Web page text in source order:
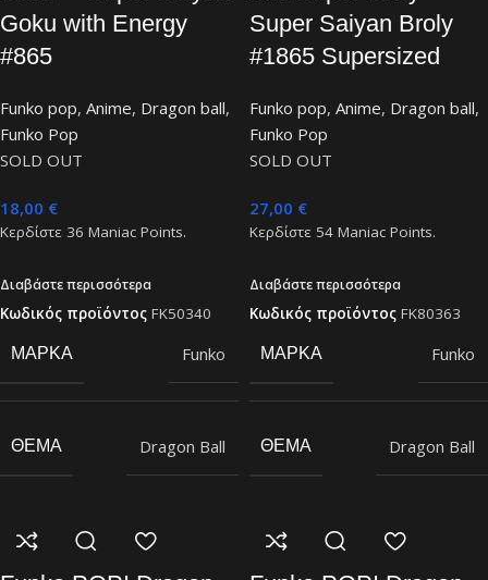
Goku with Energy
#865
Funko pop, Anime, Dragon ball,
Funko Pop
SOLD OUT
18,00 €
Κερδίστε 36 Maniac Points.
Διαβάστε περισσότερα
Κωδικός προϊόντος FK50340
ΜΆΡΚΑ Funko
ΘΈΜΑ Dragon Ball
Super Saiyan Broly
#1865 Supersized
Funko pop, Anime, Dragon ball,
Funko Pop
SOLD OUT
27,00 €
Κερδίστε 54 Maniac Points.
Διαβάστε περισσότερα
Κωδικός προϊόντος FK80363
ΜΆΡΚΑ Funko
ΘΈΜΑ Dragon Ball